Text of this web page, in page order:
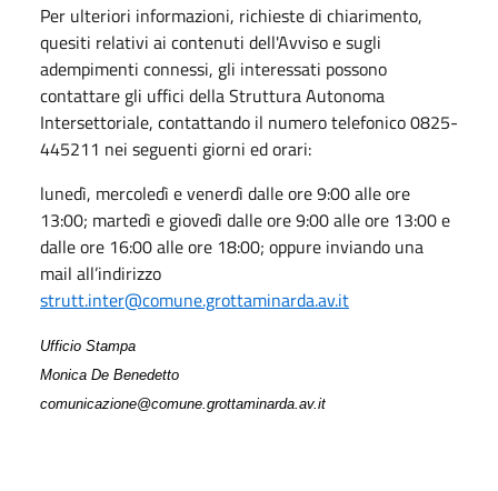
Per ulteriori informazioni, richieste di chiarimento,
quesiti relativi ai contenuti dell'Avviso e sugli
adempimenti connessi, gli interessati possono
contattare gli uffici della Struttura Autonoma
Intersettoriale, contattando il numero telefonico 0825-
445211 nei seguenti giorni ed orari:
lunedì, mercoledì e venerdì dalle ore 9:00 alle ore
13:00; martedì e giovedì dalle ore 9:00 alle ore 13:00 e
dalle ore 16:00 alle ore 18:00; oppure inviando una
mail all’indirizzo
strutt.inter@comune.grottaminarda.av.it
Ufficio Stampa
Monica De Benedetto
comunicazione@comune.grottaminarda.av.it